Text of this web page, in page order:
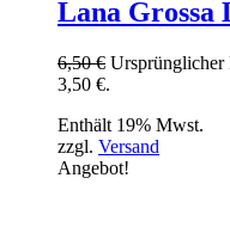
Lana Grossa
6,50€ Ursprünglicher
3,50 €.
Enthält 19% Mwst.
zzgl. Versand
Angebot!